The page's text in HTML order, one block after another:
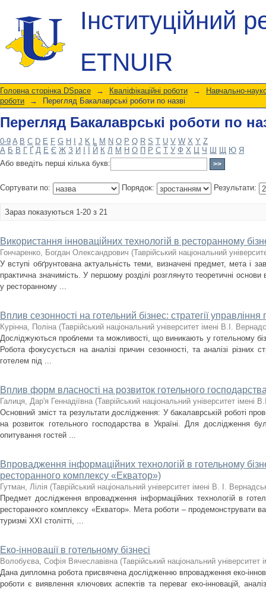
Інституційний
ETNUIR
Перегляд Бакалаврські роботи по
Головна сторінка DSpace → Кваліфікаційні роботи →
Навчально-
роботи
→ Перегляд Бакалаврські роботи по назві
Перегляд Бакалаврські роботи по
0-9 A B C D E F G H J K L M N O P Q R S T U V W X Y Z
А Б В Г Ґ Д Е Є Ж З И Й К Л М Н О П Р С Т У Ф Х Ц Ч Ш Щ Ю Я
Або введіть перші кілька букв:
Сортувати по: Порядок: Результати:
Зараз показуються 1-20 з 21
Використання інноваційних технологій в ресторанному
Гончаренко, Богдан Олександрович (Таврійський національний
У вступі обґрунтована актуальність теми, визначені предмет, мета і
практична значимість. У першому розділі розглянуто теоретичні основи
у ресторанному ...
Вплив сезонності на готельний бізнес: стратегії управління
Курінна, Поліна (Таврійський національний університет імені В.І.
Досліджуються проблеми та можливості, що виникають у готельному
Робота фокусується на аналізі причин сезонності, та аналізі різних
готелем під ...
Вплив форм власності на розвиток готельного
Галиця, Дар'я Геннадіївна (Таврійський національний університет імені
Основний зміст та результати дослідження: У бакалаврській роботі
на розвиток готельного господарства в Україні. Для дослідження
опитування гостей ...
Впровадження інформаційних технологій в готельному
ресторанного комплексу «Екватор»)
Гутман, Лілія (Таврійський національний університет імені В. І.
Предмет дослідження впровадження інформаційних технологій в
ресторанного комплексу «Екватор». Мета роботи – продемонструвати
туризмі XXI столітті, ...
Еко-інновації в готельному бізнесі
Волобуєва, Софія Вячеславівна (Таврійський національний університет
Дана дипломна робота присвячена дослідженню впровадження еко-
роботи є виявлення ключових аспектів та переваг еко-інновацій,